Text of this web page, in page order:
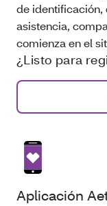
de
asistencia,
comienza en el
¿Listo para
Aplicación